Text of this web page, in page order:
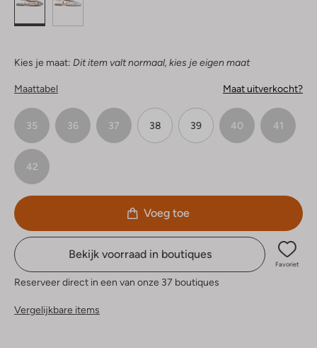
Kies je maat: Dit item valt normaal, kies je eigen maat
Maattabel Maat uitverkocht?
35 36 37 38 39 40 41
42
Voeg toe
Bekijk voorraad in boutiques
Favoriet
Reserveer direct in een van onze 37 boutiques
Vergelijkbare items